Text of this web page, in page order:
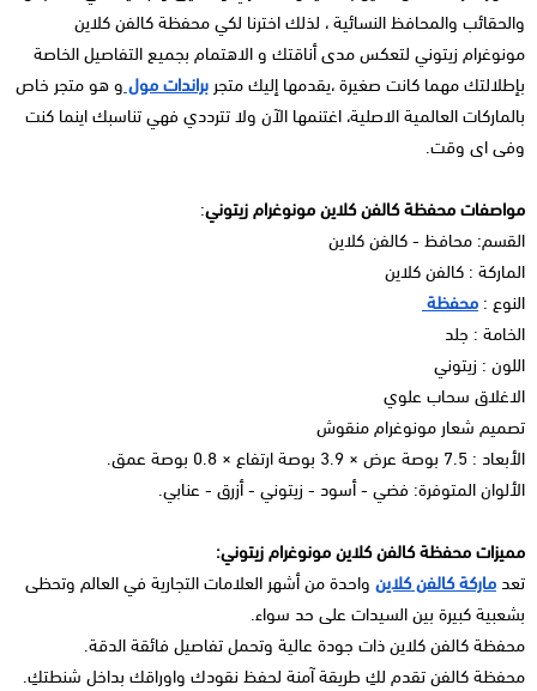
والحقائب والمحافظ النسائية ، لذلك اخترنا لكي محفظة كالفن كلاين
مونوغرام زيتوني لتعكس مدى أناقتك و الاهتمام بجميع التفاصيل الخاصة
بإطلالتك مهما كانت صغيرة ،يقدمها إليك متجر براندات مول و هو متجر خاص
بالماركات العالمية الاصلية، اغتنمها الآن ولا تترددي فهي تناسبك اينما كنت
وفى اى وقت.
مواصفات محفظة كالفن كلاين مونوغرام زيتوني:
القسم: محافظ - كالفن كلاين
الماركة : كالفن كلاين
النوع : محفظة
الخامة : جلد
اللون : زيتوني
الاغلاق سحاب علوي
تصميم شعار مونوغرام منقوش
الأبعاد : 7.5 بوصة عرض × 3.9 بوصة ارتفاع × 0.8 بوصة عمق.
الألوان المتوفرة: فضي - أسود - زيتوني - أزرق - عنابي.
مميزات محفظة كالفن كلاين مونوغرام زيتوني:
تعدماركة كالفن كلاين واحدة من أشهر العلامات التجارية في العالم وتحظى
بشعبية كبيرة بين السيدات على حد سواء.
محفظة كالفن كلاين ذات جودة عالية وتحمل تفاصيل فائقة الدقة.
محفظة كالفن تقدم لكِ طريقة آمنة لحفظ نقودك واوراقك بداخل شنطتكِ.